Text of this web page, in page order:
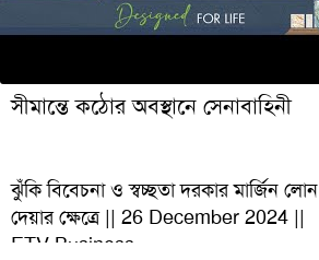
সীমান্তে কঠোর অবস্থানে সেনাবাহিনী
ঝুঁকি বিবেচনা ও স্বচ্ছতা দরকার মার্জিন লোন
দেয়ার ক্ষেত্রে || 26 December 2024 ||
ETV Business